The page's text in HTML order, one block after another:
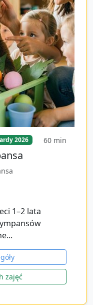
2026 60 min
1–2 lata
zajęć